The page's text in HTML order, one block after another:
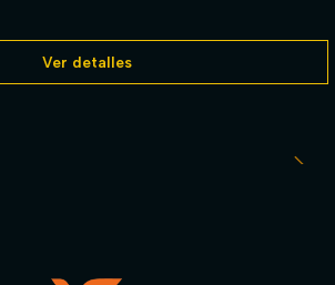
Ver detalles